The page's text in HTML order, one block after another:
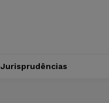
Jurisprudências